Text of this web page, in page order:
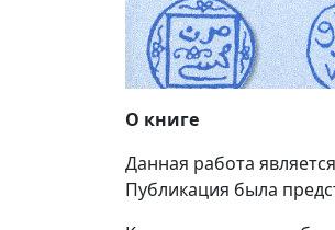
О книге
Данная работа
Публикация была